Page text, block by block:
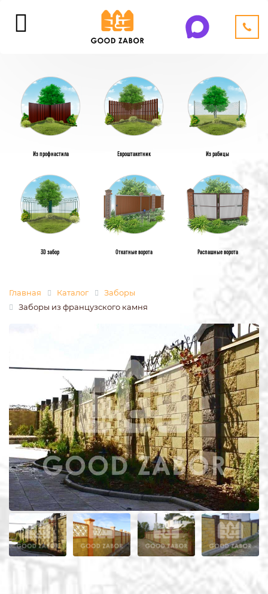
Из профнастила Евроштакетник Из рабицы
3D забор Откатные ворота Распашные ворота
Главная Каталог
Заборы
Заборы из французского камня